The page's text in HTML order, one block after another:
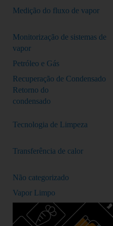
Medição do fluxo de vapor
Monitorização de sistemas de
vapor
Petróleo e Gás
Recuperação de Condensado
Retorno do
condensado
Tecnologia de Limpeza
Transferência de calor
Não categorizado
Vapor Limpo